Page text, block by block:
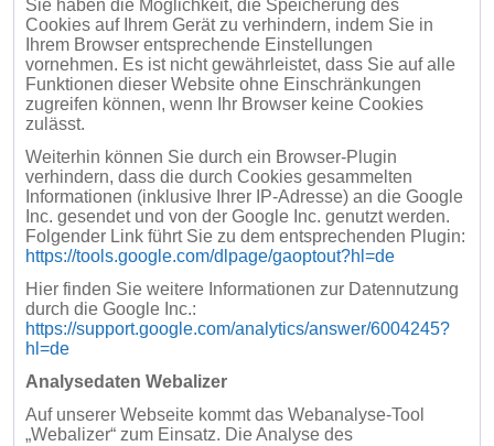
Sie haben die Möglichkeit, die Speicherung des
Cookies auf Ihrem Gerät zu verhindern, indem Sie in
Ihrem Browser entsprechende Einstellungen
vornehmen. Es ist nicht gewährleistet, dass Sie auf alle
Funktionen dieser Website ohne Einschränkungen
zugreifen können, wenn Ihr Browser keine Cookies
zulässt.
Weiterhin können Sie durch ein Browser-Plugin
verhindern, dass die durch Cookies gesammelten
Informationen (inklusive Ihrer IP-Adresse) an die Google
Inc. gesendet und von der Google Inc. genutzt werden.
Folgender Link führt Sie zu dem entsprechenden Plugin:
https://tools.google.com/dlpage/gaoptout?hl=de
Hier finden Sie weitere Informationen zur Datennutzung
durch die Google Inc.:
https://support.google.com/analytics/answer/6004245?
hl=de
Analysedaten Webalizer
Auf unserer Webseite kommt das Webanalyse-Tool
„Webalizer“ zum Einsatz. Die Analyse des